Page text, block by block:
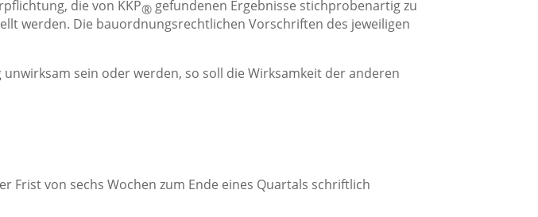
die von KKP® gefundenen Ergebnisse stichprobenartig zu
werden. Die bauordnungsrechtlichen Vorschriften des jeweiligen
sein oder werden, so soll die Wirksamkeit der anderen
Frist von sechs Wochen zum Ende eines Quartals schriftlich